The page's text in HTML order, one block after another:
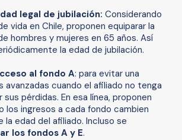
legal de jubilación: Considerando
vida en Chile, proponen equiparar la
hombres y mujeres en 65 años. Así
la edad de jubilación.
al fondo A: para evitar una
avanzadas cuando el afiliado no tenga
pérdidas. En esa línea, proponen
los ingresos a cada fondo cambien
la edad del afiliado. Incluso se
los fondos A y E.